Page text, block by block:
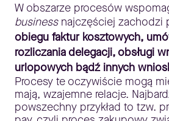
W obszarze procesów
businessnajczęściej zachodzi
obiegu faktur kosztowych,
rozliczania delegacji, obsługi
urlopowych bądź innych
Procesy te oczywiście mogą
mają, wzajemne relacje.
powszechny przykład to tzw.